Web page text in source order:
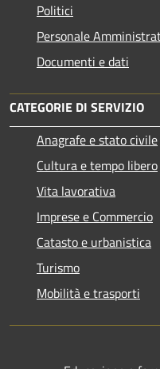
Politici
Personale
Documenti e dati
CATEGORIE DI SERVIZIO
Anagrafe e stato civile
Cultura e tempo libero
Vita lavorativa
Imprese e Commercio
Catasto e urbanistica
Turismo
Mobilità e trasporti